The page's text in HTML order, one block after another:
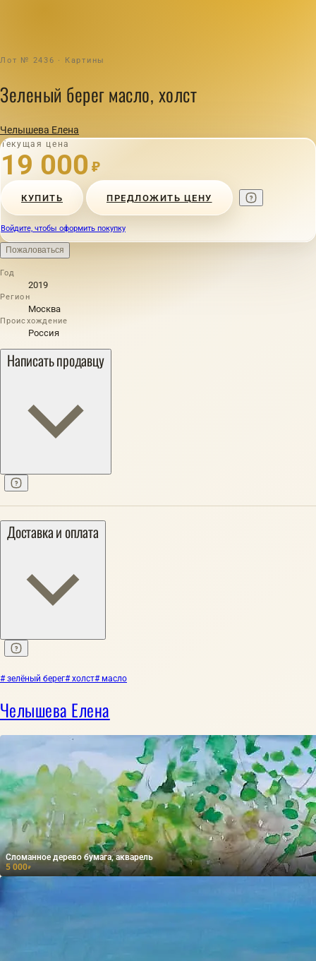
Лот № 2436 · Картины
Зеленый берег масло, холст
Челышева Елена
Текущая цена
19 000 ₽
КУПИТЬ ПРЕДЛОЖИТЬ ЦЕНУ
Войдите, чтобы оформить покупку
Пожаловаться
Год
2019
Регион
Москва
Происхождение
Россия
Написать продавцу
Доставка и оплата
# зелёный берег# холст# масло
Челышева Елена
Сломанное дерево бумага, акварель
5 000₽